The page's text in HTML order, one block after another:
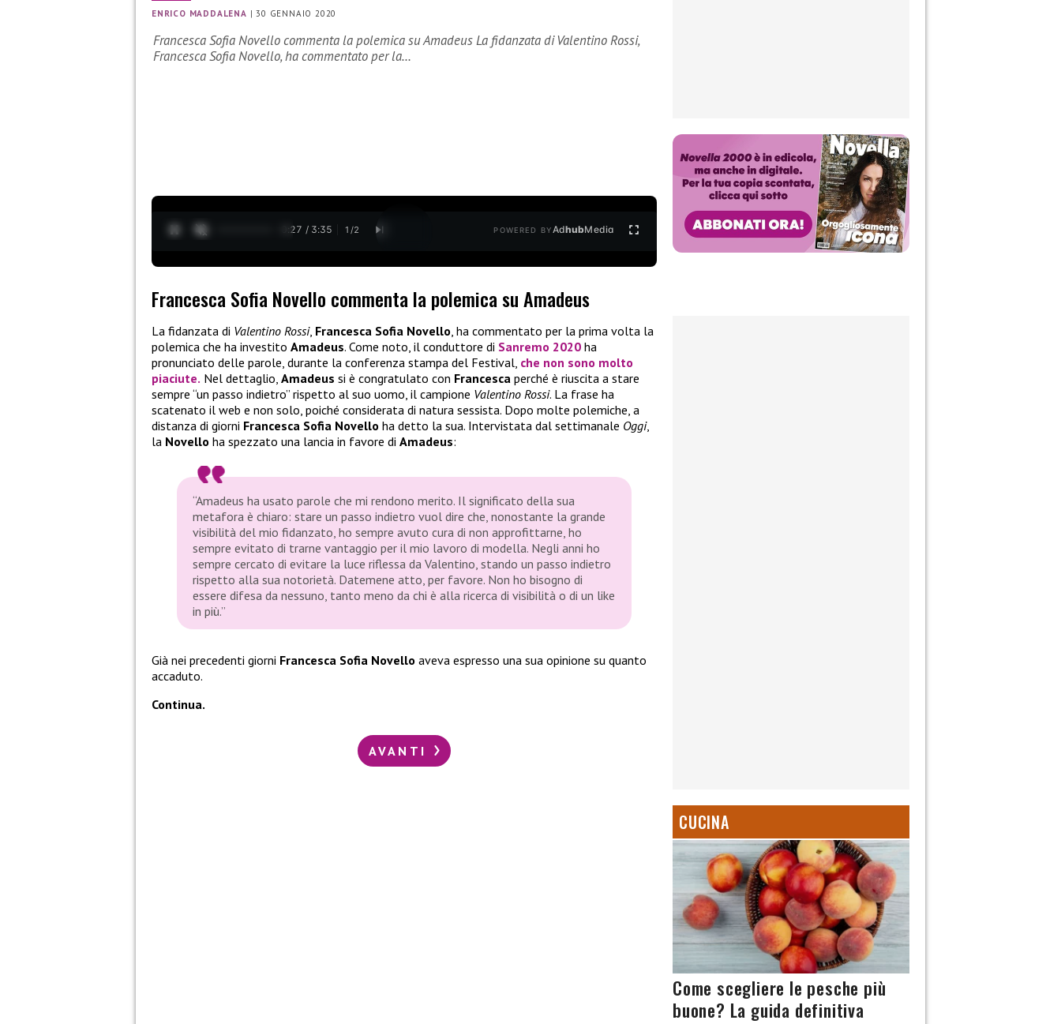
ENRICO MADDALENA |30 GENNAIO 2020
Francesca Sofia Novello commenta la polemica su Amadeus La fidanzata di Valentino Rossi,
Francesca Sofia Novello, ha commentato per la…
0:28 / 3:35 1 /2 POWERED BYAdhubMedia
Francesca Sofia Novello commenta la polemica su Amadeus
La fidanzata di Valentino Rossi, Francesca Sofia Novello, ha commentato per la prima volta la
polemica che ha investito Amadeus. Come noto, il conduttore di Sanremo 2020 ha
pronunciato delle parole, durante la conferenza stampa del Festival, che non sono molto
piaciute. Nel dettaglio, Amadeus si è congratulato con Francesca perché è riuscita a stare
sempre “un passo indietro” rispetto al suo uomo, il campione Valentino Rossi. La frase ha
scatenato il web e non solo, poiché considerata di natura sessista. Dopo molte polemiche, a
distanza di giorni Francesca Sofia Novello ha detto la sua. Intervistata dal settimanale Oggi,
la Novello ha spezzato una lancia in favore di Amadeus:
“Amadeus ha usato parole che mi rendono merito. Il significato della sua
metafora è chiaro: stare un passo indietro vuol dire che, nonostante la grande
visibilità del mio fidanzato, ho sempre avuto cura di non approfittarne, ho
sempre evitato di trarne vantaggio per il mio lavoro di modella. Negli anni ho
sempre cercato di evitare la luce riflessa da Valentino, stando un passo indietro
rispetto alla sua notorietà. Datemene atto, per favore. Non ho bisogno di
essere difesa da nessuno, tanto meno da chi è alla ricerca di visibilità o di un like
in più.”
Già nei precedenti giorni Francesca Sofia Novello aveva espresso una sua opinione su quanto
accaduto.
Continua.
AVANTI
CUCINA
Come scegliere le pesche più
buone? La guida definitiva